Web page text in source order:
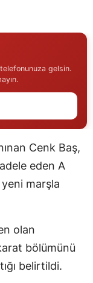
gelsin.
Cenk Baş,
eden A
yeni marşla
olan
bölümünü
belirtildi.